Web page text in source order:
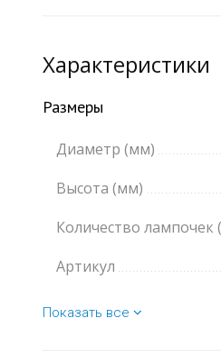
Характеристики
Размеры
Диаметр (мм)
Высота (мм)
Количество лампочек
Артикул
Показать все